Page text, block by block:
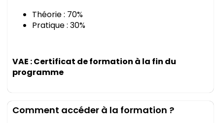
Théorie : 70%
Pratique : 30%
VAE : Certificat de formation à la fin du
programme
Comment accéder à la formation ?